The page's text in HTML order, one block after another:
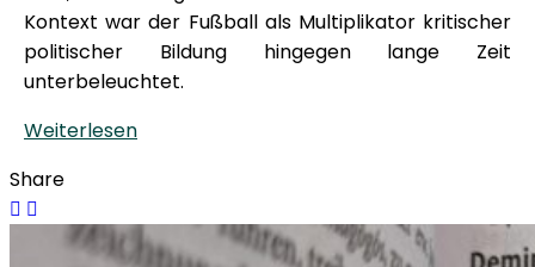
Kontext war der Fußball als Multiplikator kritischer
politischer Bildung hingegen lange Zeit
unterbeleuchtet.
Weiterlesen
Share